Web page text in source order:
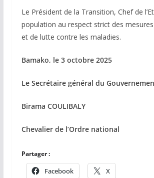
Le Président de la Transition, Chef de
population au respect strict des
et de lutte contre les maladies.
Bamako, le 3 octobre 2025
Le Secrétaire général du
Birama COULIBALY
Chevalier de l’Ordre national
Partager :
Facebook X